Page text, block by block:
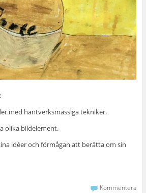
med hantverksmässiga tekniker.
olika bildelement.
idéer och förmågan att berätta om sin
Kommentera